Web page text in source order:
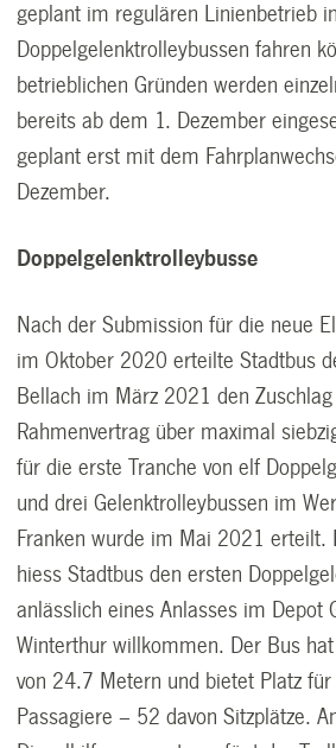
geplant im regulären Linienbetrieb
Doppelgelenktrolleybussen fahren
betrieblichen Gründen werden
bereits ab dem 1. Dezember
geplant erst mit dem
Dezember.
Doppelgelenktrolleybusse
Nach der Submission für die neue
im Oktober 2020 erteilte Stadtbus
Bellach im März 2021 den
Rahmenvertrag über maximal
für die erste Tranche von elf
und drei Gelenktrolleybussen im
Franken wurde im Mai 2021 erteilt.
hiess Stadtbus den ersten
anlässlich eines Anlasses im Depot
Winterthur willkommen. Der Bus
von 24.7 Metern und bietet Platz
Passagiere – 52 davon Sitzplätze.